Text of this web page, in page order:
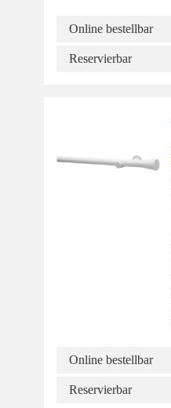
Online bestellbar
Reservierbar
Online bestellbar
Reservierbar